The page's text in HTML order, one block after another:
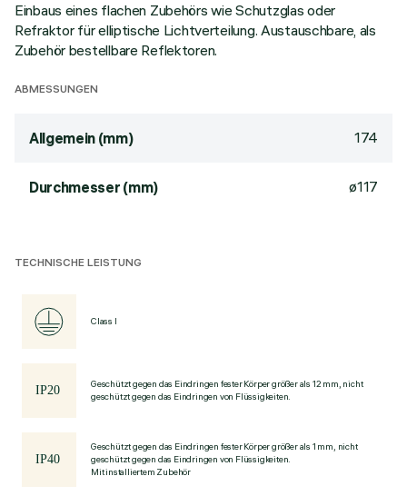
Einbaus eines flachen Zubehörs wie Schutzglas oder
Refraktor für elliptische Lichtverteilung. Austauschbare, als
Zubehör bestellbare Reflektoren.
ABMESSUNGEN
Allgemein (mm) 174
Durchmesser (mm) ø117
TECHNISCHE LEISTUNG
Class I
Geschützt gegen das Eindringen fester Körper größer als 12 mm, nicht
geschützt gegen das Eindringen von Flüssigkeiten.
Geschützt gegen das Eindringen fester Körper größer als 1 mm, nicht
geschützt gegen das Eindringen von Flüssigkeiten.
Mit installiertem Zubehör